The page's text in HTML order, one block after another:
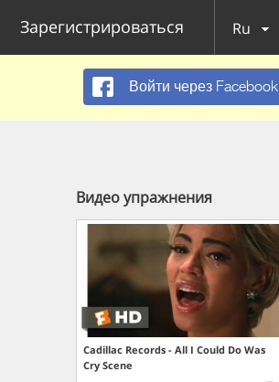
Зарегистрироваться Ru
Войти через Facebook
Видео упражнения
Cadillac Records - All I Could Do Was
Cry Scene